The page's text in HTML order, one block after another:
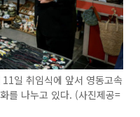
일 취임식에 앞서 영동고속
를 나누고 있다. (사진제공=